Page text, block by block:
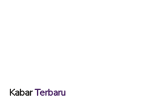
KabarTerbaru